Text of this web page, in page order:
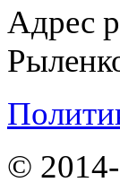
Адрес
©